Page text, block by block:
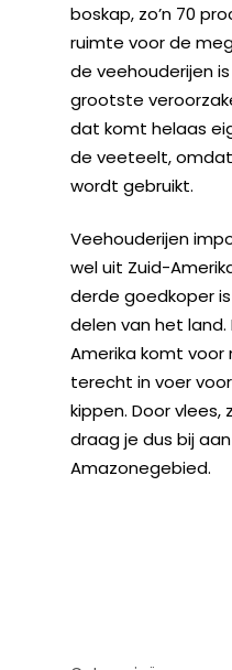
boskap, zo’n 70
ruimte voor de
de veehouderijen
grootste
dat komt helaas
de veeteelt,
wordt gebruikt.
Veehouderijen
wel uit Zuid-
derde goedkoper
delen van het
Amerika komt
terecht in voer
kippen. Door
draag je dus bij
Amazonegebied.